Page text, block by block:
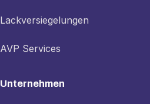
Lackversiegelungen
AVP Services
Unternehmen